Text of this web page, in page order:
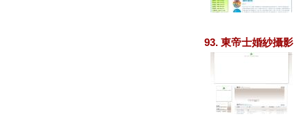
93. 東帝士婚紗攝影